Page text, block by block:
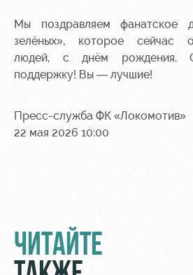
Занятия
спортом
Парковка
Информация
для
Мы поздравляем фанатское
зелёных», которое сейчас
людей, с днём рождения.
поддержку! Вы — лучшие!
Пресс-служба ФК «Локомотив»
22 мая 2026 10:00
ЧИТАЙТЕ